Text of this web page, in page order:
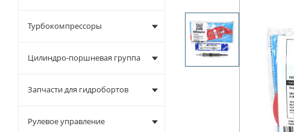
Турбокомпрессоры
Цилиндро-поршневая группа
Запчасти для гидробортов
Рулевое управление